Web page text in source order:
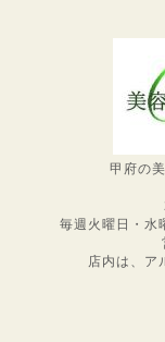
甲府の
毎週火曜日・水
店内は、ア